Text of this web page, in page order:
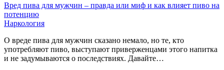
Вред пива для мужчин – правда или миф и как влияет пиво на
потенцию
Наркология
О вреде пива для мужчин сказано немало, но те, кто
употребляют пиво, выступают приверженцами этого напитка
и не задумываются о последствиях. Давайте…